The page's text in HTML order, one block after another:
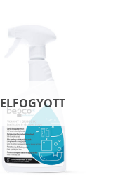
ELFOGYOTT